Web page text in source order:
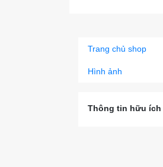
Trang chủ shop
Hình ảnh
Thông tin hữu ích